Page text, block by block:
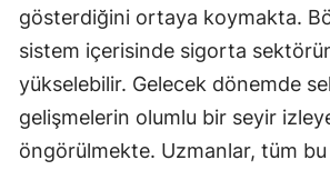
gösterdiğini ortaya koymakta.
sistem içerisinde sigorta
yükselebilir. Gelecek dönemde
gelişmelerin olumlu bir seyir
öngörülmekte. Uzmanlar, tüm